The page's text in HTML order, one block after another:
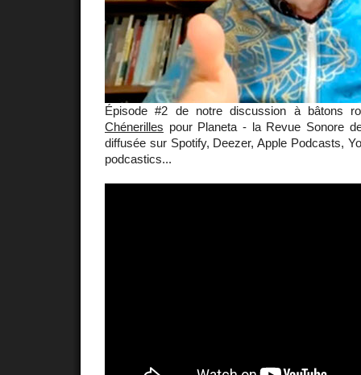
Épisode #2 de notre discussion à bâtons
Chénerilles pour Planeta - la Revue Sonore
diffusée sur Spotify, Deezer, Apple Podcasts,
podcastics...